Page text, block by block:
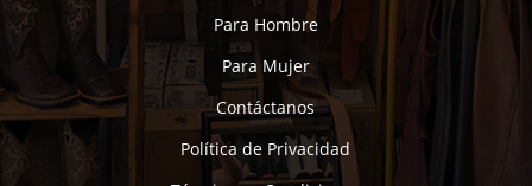
Para Hombre
Para Mujer
Contáctanos
Política de Privacidad